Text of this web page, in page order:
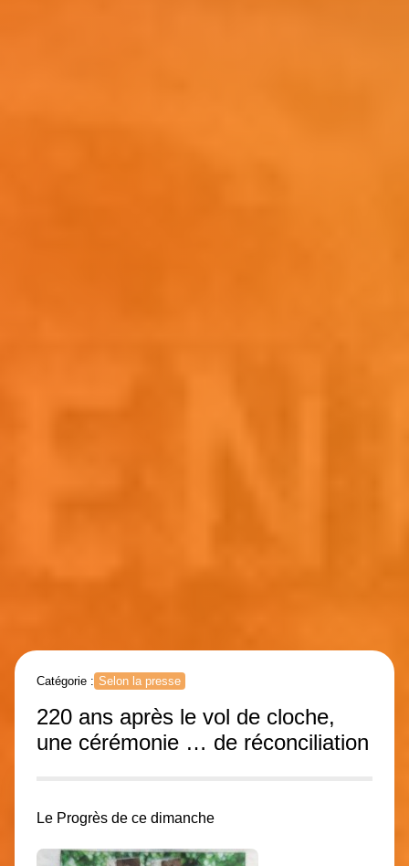
Catégorie : Selon la presse
220 ans après le vol de cloche,
une cérémonie … de réconciliation
Le Progrès de ce dimanche